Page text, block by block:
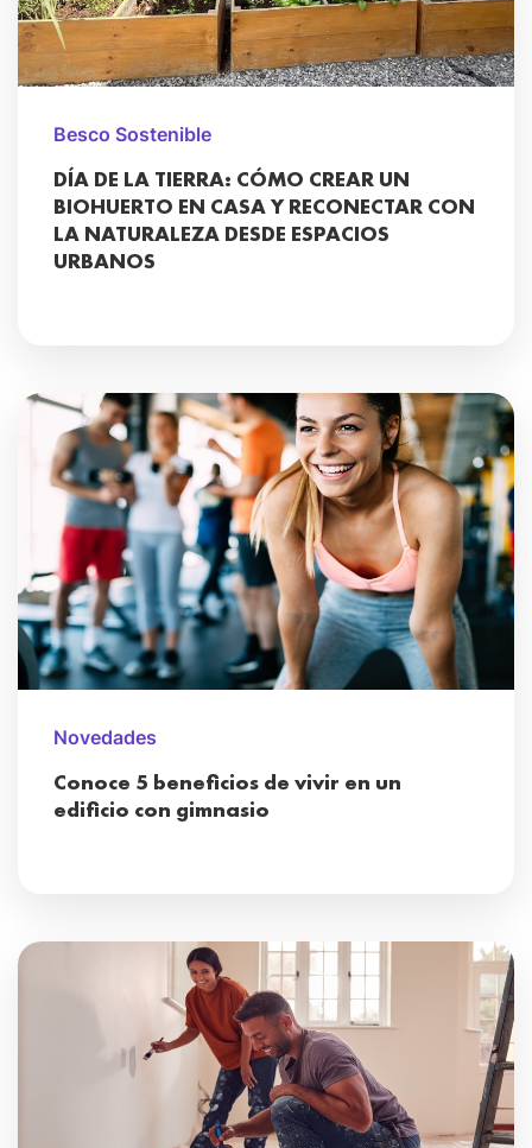
Besco Sostenible
DÍA DE LA TIERRA: CÓMO CREAR UN
BIOHUERTO EN CASA Y RECONECTAR CON
LA NATURALEZA DESDE ESPACIOS
URBANOS
Novedades
Conoce 5 beneficios de vivir en un
edificio con gimnasio